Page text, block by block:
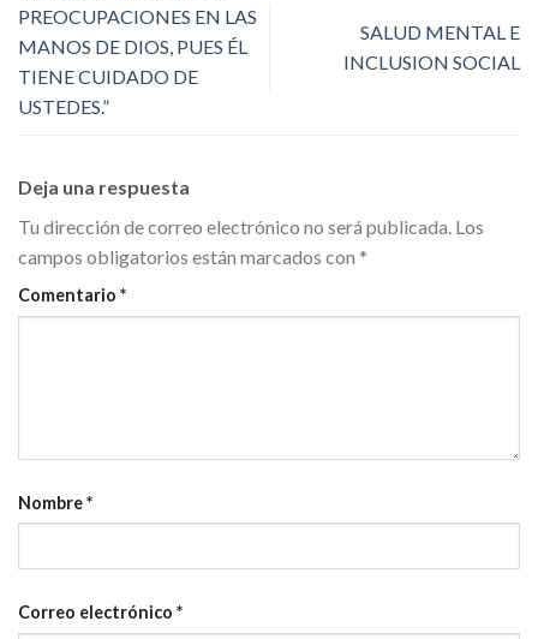
PREOCUPACIONES EN LAS
MANOS DE DIOS, PUES ÉL
TIENE CUIDADO DE
USTEDES.”
SALUD MENTAL E
INCLUSION SOCIAL
Deja una respuesta
Tu dirección de correo electrónico no será publicada. Los
campos obligatorios están marcados con *
Comentario *
Nombre*
Correo electrónico *